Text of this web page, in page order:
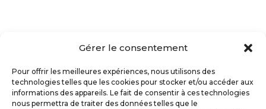
Gérer le consentement
Pour offrir les meilleures expériences, nous utilisons des
technologies telles que les cookies pour stocker et/ou accéder aux
informations des appareils. Le fait de consentir à ces technologies
nous permettra de traiter des données telles que le